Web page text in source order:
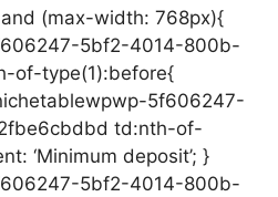
(max-width: 768px){
5bf2-4014-800b-
of-type(1):before{
5f606247-
td:nth-of-
‘Minimum deposit’; }
5bf2-4014-800b-